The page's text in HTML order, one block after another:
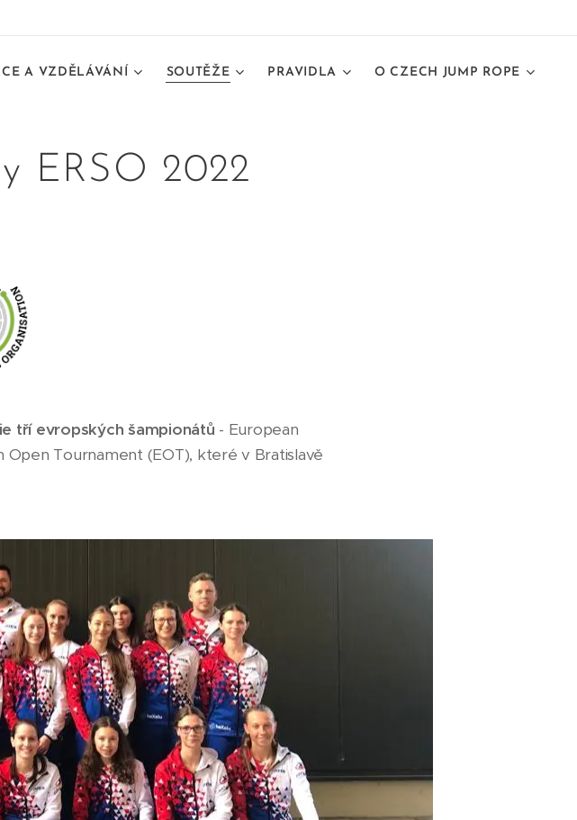
A VZDĚLÁVÁNÍ SOUTĚŽE PRAVIDLA O CZECH JUMP ROPE
ERSO 2022
tří evropských šampionátů - European
Open Tournament (EOT), které v Bratislavě